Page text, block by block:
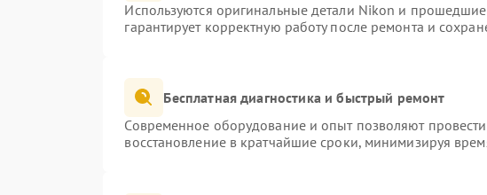
Используются оригинальные детали Nikon и
гарантирует корректную работу после ремонта и
Бесплатная диагностика и быстрый ремонт
Современное оборудование и опыт позволяют провести
восстановление в кратчайшие сроки, минимизируя